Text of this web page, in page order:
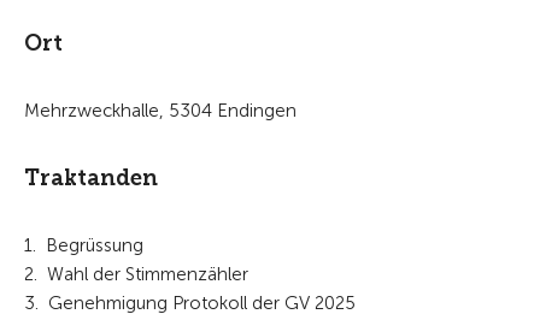
Ort
Mehrzweckhalle, 5304 Endingen
Traktanden
1. Begrüssung
2. Wahl der Stimmenzähler
3. Genehmigung Protokoll der GV 2025